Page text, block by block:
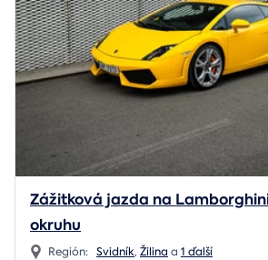
Zážitková jazda na
okruhu
Región: Svidník,Žilina a 1 ďalší